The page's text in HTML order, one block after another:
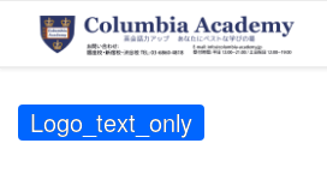
Skip to content
Logo_text_only